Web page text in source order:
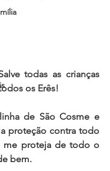
todas as crianças
os Erês!
de São Cosme e
proteção contra todo
me proteja de todo o
bem.